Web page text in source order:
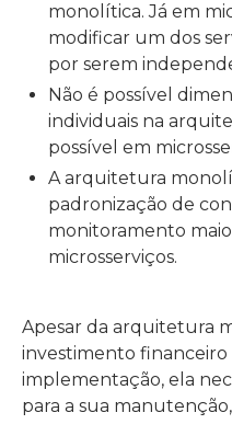
monolítica. Já em
modificar um dos
por serem
Não é possível
individuais na
possível em
A arquitetura
padronização de
monitoramento
microsserviços.
Apesar da arquitetura
investimento financeiro
implementação, ela
para a sua